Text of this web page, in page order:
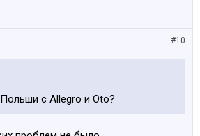
#10
с Allegro и Oto?